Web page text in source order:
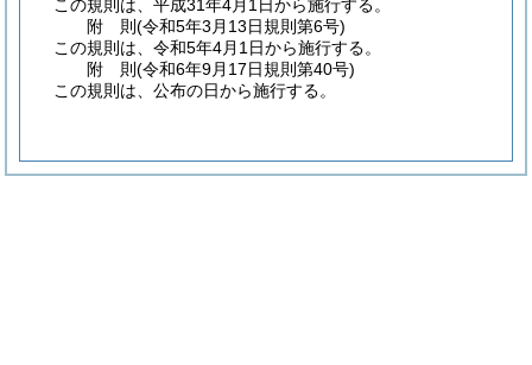
この規則は、平成31年4月1日から施行する。
附 則(令和5年3月13日規則第6号)
この規則は、令和5年4月1日から施行する。
附 則(令和6年9月17日規則第40号)
この規則は、公布の日から施行する。